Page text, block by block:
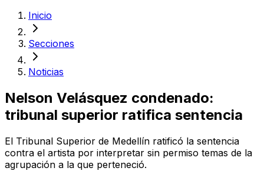
Inicio
Secciones
Noticias
Nelson Velásquez condenado:
tribunal superior ratifica sentencia
El Tribunal Superior de Medellín ratificó la sentencia
contra el artista por interpretar sin permiso temas de la
agrupación a la que perteneció.